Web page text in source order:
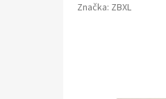
Značka: ZBXL